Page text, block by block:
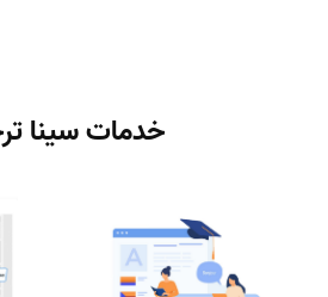
خدمات سینا